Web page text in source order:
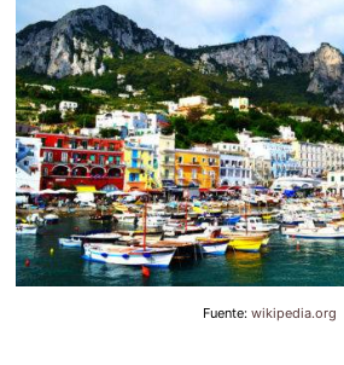
Fuente: wikipedia.org